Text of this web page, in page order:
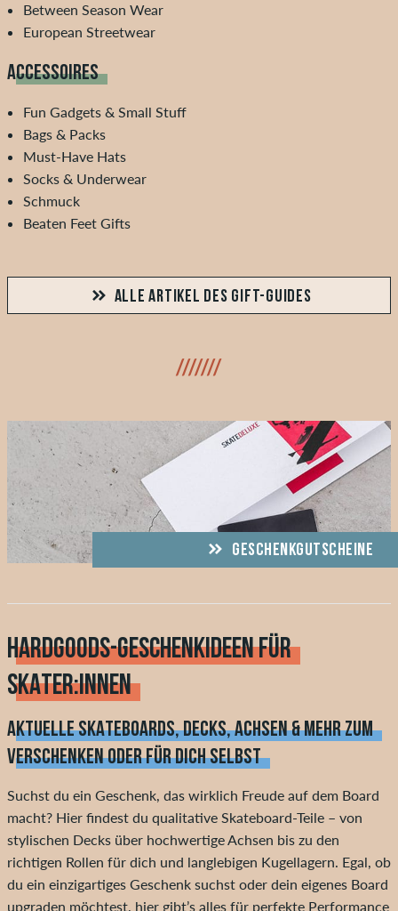
Between Season Wear
European Streetwear
ACCESSOIRES
Fun Gadgets & Small Stuff
Bags & Packs
Must-Have Hats
Socks & Underwear
Schmuck
Beaten Feet Gifts
ALLE ARTIKEL DES GIFT-GUIDES
///////
GESCHENKGUTSCHEINE
HARDGOODS-GESCHENKIDEEN FÜR
SKATER:INNEN
AKTUELLE SKATEBOARDS, DECKS, ACHSEN & MEHR ZUM
VERSCHENKEN ODER FÜR DICH SELBST
Suchst du ein Geschenk, das wirklich Freude auf dem Board
macht? Hier findest du qualitative Skateboard-Teile – von
stylischen Decks über hochwertige Achsen bis zu den
richtigen Rollen für dich und langlebigen Kugellagern. Egal, ob
du ein einzigartiges Geschenk suchst oder dein eigenes Board
upgraden möchtest, hier gibt’s alles für perfekte Performance